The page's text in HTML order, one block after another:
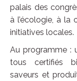
palais des
à l’écologie, à
initiatives locales.
Au programme :
tous certifiés
saveurs et